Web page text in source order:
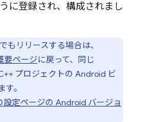
に登録され、構成されまし
もリリースする場合は、
要ページに戻って、同じ
プロジェクトの Android ビ
。
設定ページの Android バージョ